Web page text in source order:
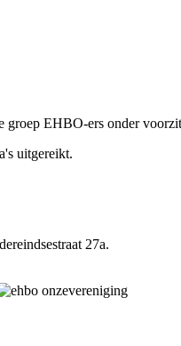
EHBO-ers onder
uitgereikt.
27a.